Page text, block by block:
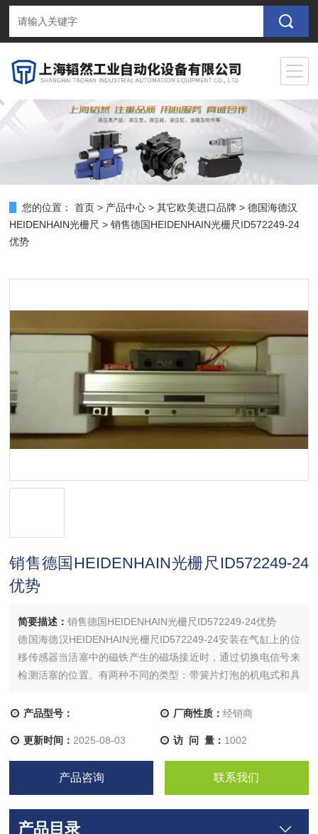
您的位置： 首页 > 产品中心 >其它欧美进口品牌 >德国海德汉
HEIDENHAIN光栅尺 > 销售德国HEIDENHAIN光栅尺ID572249-24
优势
销售德国HEIDENHAIN光栅尺ID572249-24
优势
简要描述：销售德国HEIDENHAIN光栅尺ID572249-24优势
德国海德汉HEIDENHAIN光栅尺ID572249-24安装在气缸上的位
移传感器当活塞中的磁铁产生的磁场接近时，通过切换电信号来
检测活塞的位置。有两种不同的类型：带簧片灯泡的机电式和具
泡式通常在直流和交流电下工作，而电子式仅在直流电下工作
产品型号： 厂商性质： 经销商
更新时间： 2025-08-03 访 问 量： 1002
产品咨询 联系我们
产品目录